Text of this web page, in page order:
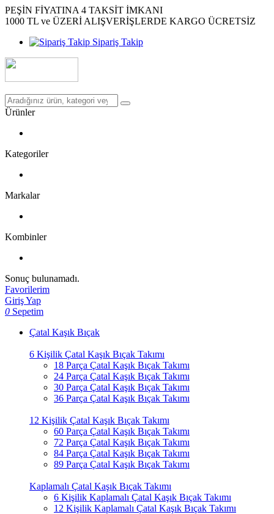
PEŞİN FİYATINA 4 TAKSİT İMKANI
1000 TL ve ÜZERİ ALIŞVERİŞLERDE KARGO ÜCRETSİZ
Sipariş Takip
Ürünler
Kategoriler
Markalar
Kombinler
Sonuç bulunamadı.
Favorilerim
Giriş Yap
0 Sepetim
Çatal Kaşık Bıçak
6 Kişilik Çatal Kaşık Bıçak Takımı
18 Parça Çatal Kaşık Bıçak Takımı
24 Parça Çatal Kaşık Bıçak Takımı
30 Parça Çatal Kaşık Bıçak Takımı
36 Parça Çatal Kaşık Bıçak Takımı
12 Kişilik Çatal Kaşık Bıçak Takımı
60 Parça Çatal Kaşık Bıçak Takımı
72 Parça Çatal Kaşık Bıçak Takımı
84 Parça Çatal Kaşık Bıçak Takımı
89 Parça Çatal Kaşık Bıçak Takımı
Kaplamalı Çatal Kaşık Bıçak Takımı
6 Kişilik Kaplamalı Çatal Kaşık Bıçak Takımı
12 Kişilik Kaplamalı Çatal Kaşık Bıçak Takımı